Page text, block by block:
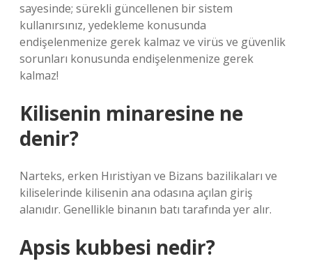
sayesinde; sürekli güncellenen bir sistem
kullanırsınız, yedekleme konusunda
endişelenmenize gerek kalmaz ve virüs ve güvenlik
sorunları konusunda endişelenmenize gerek
kalmaz!
Kilisenin minaresine ne
denir?
Narteks, erken Hıristiyan ve Bizans bazilikaları ve
kiliselerinde kilisenin ana odasına açılan giriş
alanıdır. Genellikle binanın batı tarafında yer alır.
Apsis kubbesi nedir?